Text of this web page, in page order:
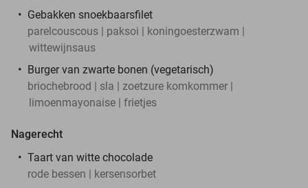
Gebakken snoekbaarsfilet
parelcouscous | paksoi | koningoesterzwam |
wittewijnsaus
Burger van zwarte bonen (vegetarisch)
briochebrood | sla | zoetzure komkommer |
limoenmayonaise | frietjes
Nagerecht
Taart van witte chocolade
rode bessen | kersensorbet